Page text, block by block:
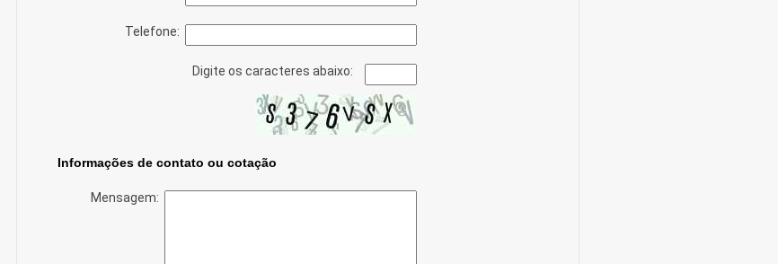
Telefone:
Digite os caracteres abaixo:
Informações de contato ou cotação
Mensagem: